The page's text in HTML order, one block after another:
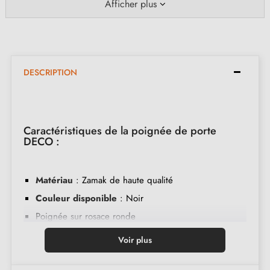
Afficher plus
DESCRIPTION
Caractéristiques de la poignée de porte
DECO :
Matériau : Zamak de haute qualité
Couleur disponible : Noir
Poignée sur rosace ronde
Rosace avec 6mm d'épaisseur
Poignée lourde et pleine pour une prise confortable
Voir plus